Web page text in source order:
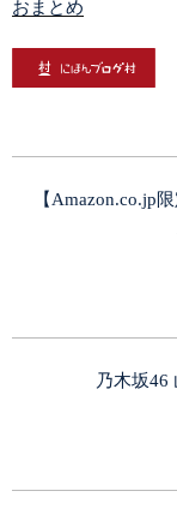
おまとめ
【Amazon.co.jp
乃木坂46